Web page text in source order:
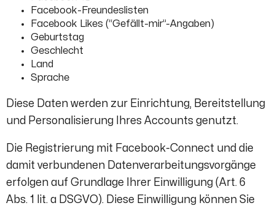
Facebook-Freundeslisten
Facebook Likes (“Gefällt-mir”-Angaben)
Geburtstag
Geschlecht
Land
Sprache
Diese Daten werden zur Einrichtung, Bereitstellung
und Personalisierung Ihres Accounts genutzt.
Die Registrierung mit Facebook-Connect und die
damit verbundenen Datenverarbeitungsvorgänge
erfolgen auf Grundlage Ihrer Einwilligung (Art. 6
Abs. 1 lit. a DSGVO). Diese Einwilligung können Sie